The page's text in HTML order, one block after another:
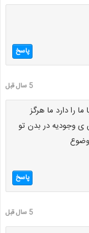
پاسخ
5 سال قبل
را دارد ما هرگز
ی وجودیه در بدن تو
پاسخ
5 سال قبل